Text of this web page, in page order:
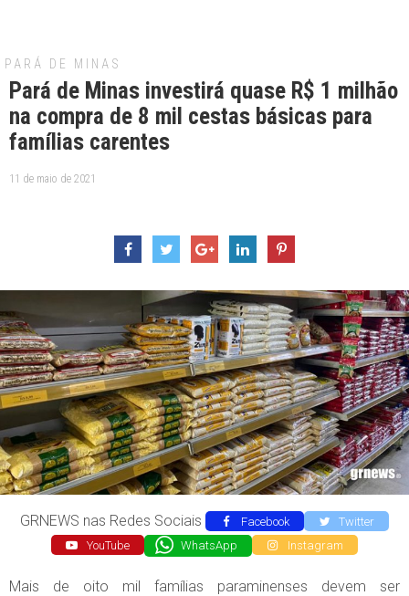
PARÁ DE MINAS
Pará de Minas investirá quase R$ 1 milhão
na compra de 8 mil cestas básicas para
famílias carentes
11 de maio de 2021
GRNEWS nas Redes Sociais Facebook
Twitter
YouTube
WhatsApp Instagram
Mais de oito mil famílias paraminenses devem ser